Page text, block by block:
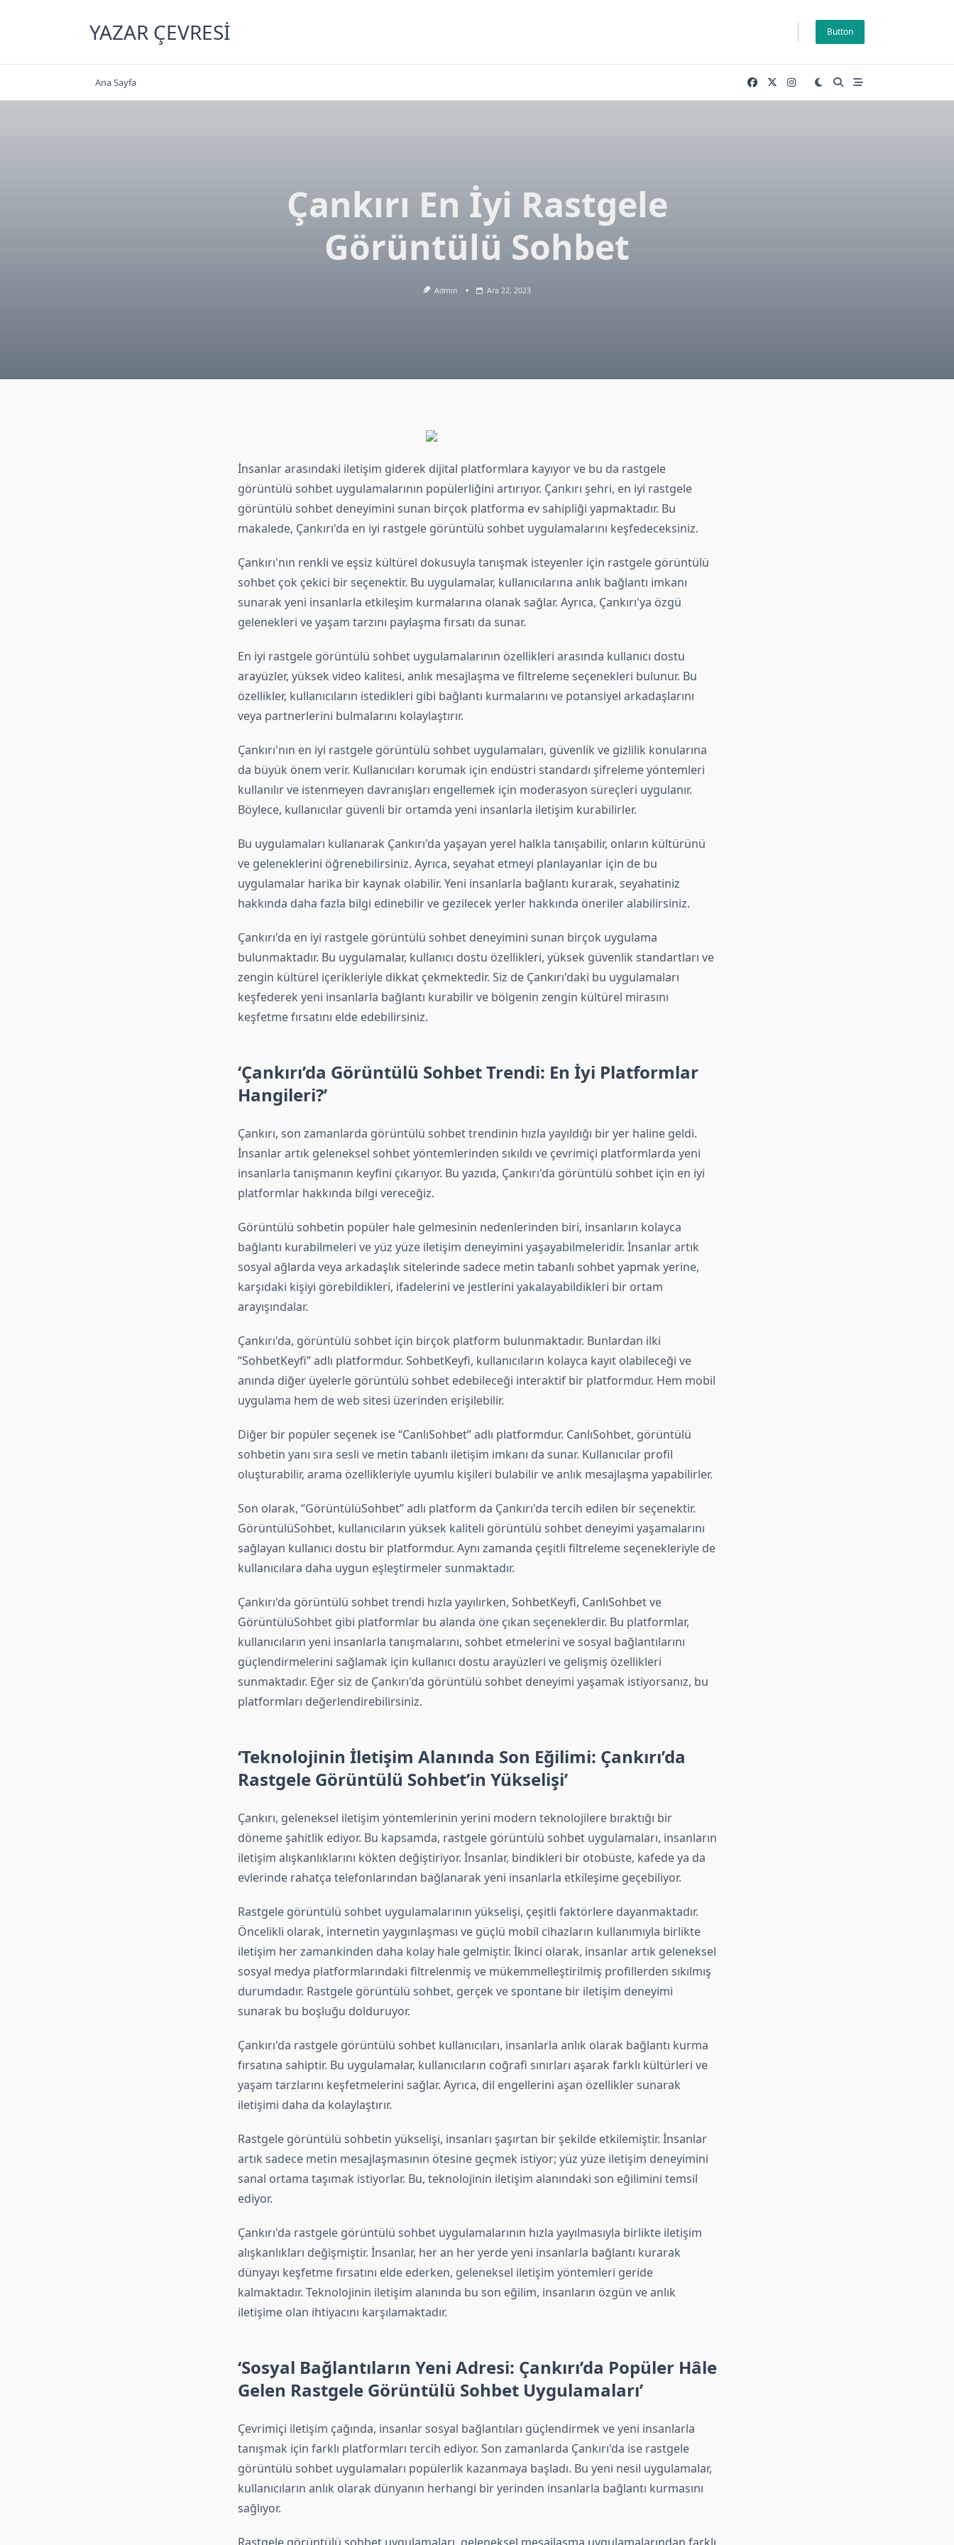
YAZAR ÇEVRESI Button
Ana Sayfa
Çankırı En İyi Rastgele
Görüntülü Sohbet
Admin Ara 22, 2023
İnsanlar arasındaki iletişim giderek dijital platformlara kayıyor ve bu da rastgele
görüntülü sohbet uygulamalarının popülerliğini artırıyor. Çankırı şehri, en iyi rastgele
görüntülü sohbet deneyimini sunan birçok platforma ev sahipliği yapmaktadır. Bu
makalede, Çankırı'da en iyi rastgele görüntülü sohbet uygulamalarını keşfedeceksiniz.
Çankırı'nın renkli ve eşsiz kültürel dokusuyla tanışmak isteyenler için rastgele görüntülü
sohbet çok çekici bir seçenektir. Bu uygulamalar, kullanıcılarına anlık bağlantı imkanı
sunarak yeni insanlarla etkileşim kurmalarına olanak sağlar. Ayrıca, Çankırı'ya özgü
gelenekleri ve yaşam tarzını paylaşma fırsatı da sunar.
En iyi rastgele görüntülü sohbet uygulamalarının özellikleri arasında kullanıcı dostu
arayüzler, yüksek video kalitesi, anlık mesajlaşma ve filtreleme seçenekleri bulunur. Bu
özellikler, kullanıcıların istedikleri gibi bağlantı kurmalarını ve potansiyel arkadaşlarını
veya partnerlerini bulmalarını kolaylaştırır.
Çankırı'nın en iyi rastgele görüntülü sohbet uygulamaları, güvenlik ve gizlilik konularına
da büyük önem verir. Kullanıcıları korumak için endüstri standardı şifreleme yöntemleri
kullanılır ve istenmeyen davranışları engellemek için moderasyon süreçleri uygulanır.
Böylece, kullanıcılar güvenli bir ortamda yeni insanlarla iletişim kurabilirler.
Bu uygulamaları kullanarak Çankırı'da yaşayan yerel halkla tanışabilir, onların kültürünü
ve geleneklerini öğrenebilirsiniz. Ayrıca, seyahat etmeyi planlayanlar için de bu
uygulamalar harika bir kaynak olabilir. Yeni insanlarla bağlantı kurarak, seyahatiniz
hakkında daha fazla bilgi edinebilir ve gezilecek yerler hakkında öneriler alabilirsiniz.
Çankırı'da en iyi rastgele görüntülü sohbet deneyimini sunan birçok uygulama
bulunmaktadır. Bu uygulamalar, kullanıcı dostu özellikleri, yüksek güvenlik standartları ve
zengin kültürel içerikleriyle dikkat çekmektedir. Siz de Çankırı'daki bu uygulamaları
keşfederek yeni insanlarla bağlantı kurabilir ve bölgenin zengin kültürel mirasını
keşfetme fırsatını elde edebilirsiniz.
‘Çankırı’da Görüntülü Sohbet Trendi: En İyi Platformlar
Hangileri?’
Çankırı, son zamanlarda görüntülü sohbet trendinin hızla yayıldığı bir yer haline geldi.
İnsanlar artık geleneksel sohbet yöntemlerinden sıkıldı ve çevrimiçi platformlarda yeni
insanlarla tanışmanın keyfini çıkarıyor. Bu yazıda, Çankırı'da görüntülü sohbet için en iyi
platformlar hakkında bilgi vereceğiz.
Görüntülü sohbetin popüler hale gelmesinin nedenlerinden biri, insanların kolayca
bağlantı kurabilmeleri ve yüz yüze iletişim deneyimini yaşayabilmeleridir. İnsanlar artık
sosyal ağlarda veya arkadaşlık sitelerinde sadece metin tabanlı sohbet yapmak yerine,
karşıdaki kişiyi görebildikleri, ifadelerini ve jestlerini yakalayabildikleri bir ortam
arayışındalar.
Çankırı'da, görüntülü sohbet için birçok platform bulunmaktadır. Bunlardan ilki
“SohbetKeyfi” adlı platformdur. SohbetKeyfi, kullanıcıların kolayca kayıt olabileceği ve
anında diğer üyelerle görüntülü sohbet edebileceği interaktif bir platformdur. Hem mobil
uygulama hem de web sitesi üzerinden erişilebilir.
Diğer bir popüler seçenek ise “CanlıSohbet” adlı platformdur. CanlıSohbet, görüntülü
sohbetin yanı sıra sesli ve metin tabanlı iletişim imkanı da sunar. Kullanıcılar profil
oluşturabilir, arama özellikleriyle uyumlu kişileri bulabilir ve anlık mesajlaşma yapabilirler.
Son olarak, “GörüntülüSohbet” adlı platform da Çankırı'da tercih edilen bir seçenektir.
GörüntülüSohbet, kullanıcıların yüksek kaliteli görüntülü sohbet deneyimi yaşamalarını
sağlayan kullanıcı dostu bir platformdur. Aynı zamanda çeşitli filtreleme seçenekleriyle de
kullanıcılara daha uygun eşleştirmeler sunmaktadır.
Çankırı'da görüntülü sohbet trendi hızla yayılırken, SohbetKeyfi, CanlıSohbet ve
GörüntülüSohbet gibi platformlar bu alanda öne çıkan seçeneklerdir. Bu platformlar,
kullanıcıların yeni insanlarla tanışmalarını, sohbet etmelerini ve sosyal bağlantılarını
güçlendirmelerini sağlamak için kullanıcı dostu arayüzleri ve gelişmiş özellikleri
sunmaktadır. Eğer siz de Çankırı'da görüntülü sohbet deneyimi yaşamak istiyorsanız, bu
platformları değerlendirebilirsiniz.
‘Teknolojinin İletişim Alanında Son Eğilimi: Çankırı’da
Rastgele Görüntülü Sohbet’in Yükselişi’
Çankırı, geleneksel iletişim yöntemlerinin yerini modern teknolojilere bıraktığı bir
döneme şahitlik ediyor. Bu kapsamda, rastgele görüntülü sohbet uygulamaları, insanların
iletişim alışkanlıklarını kökten değiştiriyor. İnsanlar, bindikleri bir otobüste, kafede ya da
evlerinde rahatça telefonlarından bağlanarak yeni insanlarla etkileşime geçebiliyor.
Rastgele görüntülü sohbet uygulamalarının yükselişi, çeşitli faktörlere dayanmaktadır.
Öncelikli olarak, internetin yaygınlaşması ve güçlü mobil cihazların kullanımıyla birlikte
iletişim her zamankinden daha kolay hale gelmiştir. İkinci olarak, insanlar artık geleneksel
sosyal medya platformlarındaki filtrelenmiş ve mükemmelleştirilmiş profillerden sıkılmış
durumdadır. Rastgele görüntülü sohbet, gerçek ve spontane bir iletişim deneyimi
sunarak bu boşluğu dolduruyor.
Çankırı'da rastgele görüntülü sohbet kullanıcıları, insanlarla anlık olarak bağlantı kurma
fırsatına sahiptir. Bu uygulamalar, kullanıcıların coğrafi sınırları aşarak farklı kültürleri ve
yaşam tarzlarını keşfetmelerini sağlar. Ayrıca, dil engellerini aşan özellikler sunarak
iletişimi daha da kolaylaştırır.
Rastgele görüntülü sohbetin yükselişi, insanları şaşırtan bir şekilde etkilemiştir. İnsanlar
artık sadece metin mesajlaşmasının ötesine geçmek istiyor; yüz yüze iletişim deneyimini
sanal ortama taşımak istiyorlar. Bu, teknolojinin iletişim alanındaki son eğilimini temsil
ediyor.
Çankırı'da rastgele görüntülü sohbet uygulamalarının hızla yayılmasıyla birlikte iletişim
alışkanlıkları değişmiştir. İnsanlar, her an her yerde yeni insanlarla bağlantı kurarak
dünyayı keşfetme fırsatını elde ederken, geleneksel iletişim yöntemleri geride
kalmaktadır. Teknolojinin iletişim alanında bu son eğilim, insanların özgün ve anlık
iletişime olan ihtiyacını karşılamaktadır.
‘Sosyal Bağlantıların Yeni Adresi: Çankırı’da Popüler Hâle
Gelen Rastgele Görüntülü Sohbet Uygulamaları’
Çevrimiçi iletişim çağında, insanlar sosyal bağlantıları güçlendirmek ve yeni insanlarla
tanışmak için farklı platformları tercih ediyor. Son zamanlarda Çankırı'da ise rastgele
görüntülü sohbet uygulamaları popülerlik kazanmaya başladı. Bu yeni nesil uygulamalar,
kullanıcıların anlık olarak dünyanın herhangi bir yerinden insanlarla bağlantı kurmasını
sağlıyor.